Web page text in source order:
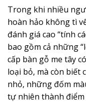
Trong khi nhiều
hoàn hảo không tì
đánh giá cao “tính
bao gồm cả những
cấp bàn gỗ me tây
loại bỏ, mà còn biết
nhỏ, những đốm
tự nhiên thành